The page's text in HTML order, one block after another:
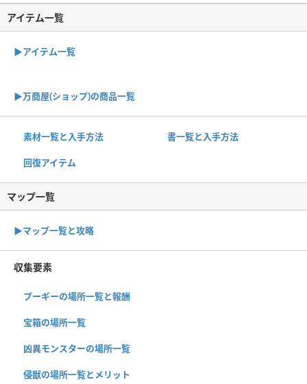
アイテム一覧
▶アイテム一覧
▶︎万商屋(ショップ)の商品一覧
素材一覧と入手方法 書一覧と入手方法
回復アイテム
マップ一覧
▶︎マップ一覧と攻略
収集要素
プーギーの場所一覧と報酬
宝箱の場所一覧
凶異モンスターの場所一覧
侵獣の場所一覧とメリット